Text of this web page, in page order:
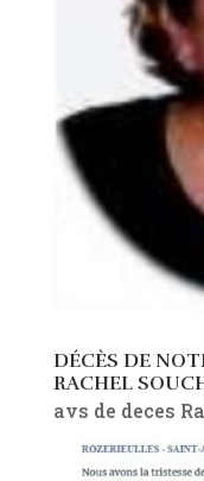
DÉCÈS DE
RACHEL
avs de deces